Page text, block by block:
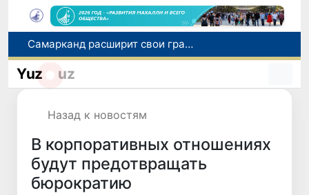
Самарканд расширит свои границы и приблизится к статусу города-миллионника
С 1 сентября пассажиры должны будут оплачивать проезд сразу при посадке в автобус
Yuz uz
Назад к новостям
В корпоративных отношениях
будут предотвращать
бюрократию